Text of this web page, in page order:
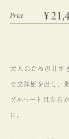
¥
大人のための甘す
で立体感を出し、
ブルハートは左右
に。